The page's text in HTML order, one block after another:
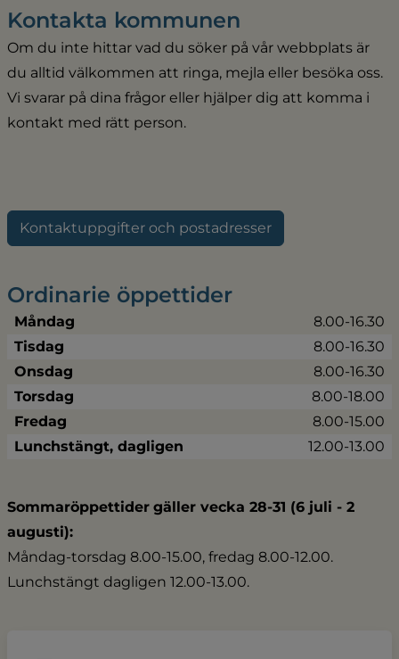
Kontakta kommunen
Om du inte hittar vad du söker på vår webbplats är
du alltid välkommen att ringa, mejla eller besöka oss.
Vi svarar på dina frågor eller hjälper dig att komma i
kontakt med rätt person.
Kontaktuppgifter och postadresser
Ordinarie öppettider
Måndag
8.00-16.30
Tisdag
8.00-16.30
Onsdag
8.00-16.30
Torsdag
8.00-18.00
Fredag
8.00-15.00
Lunchstängt, dagligen
12.00-13.00
Sommaröppettider gäller vecka 28-31 (6 juli - 2
augusti):
Måndag-torsdag 8.00-15.00, fredag 8.00-12.00.
Lunchstängt dagligen 12.00-13.00.